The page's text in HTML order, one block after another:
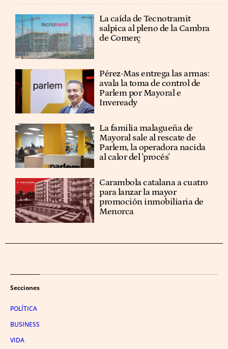
La caída de Tecnotramit
salpica al pleno de la Cambra
de Comerç
Pérez-Mas entrega las armas:
avala la toma de control de
Parlem por Mayoral e
Inveready
La familia malagueña de
Mayoral sale al rescate de
Parlem, la operadora nacida
al calor del 'procés'
Carambola catalana a cuatro
para lanzar la mayor
promoción inmobiliaria de
Menorca
Secciones
POLÍTICA
BUSINESS
VIDA